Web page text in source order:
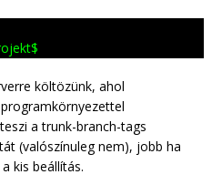
költözünk, ahol
a trunk-branch-tags
(valószínuleg nem), jobb ha
kis beállítás.